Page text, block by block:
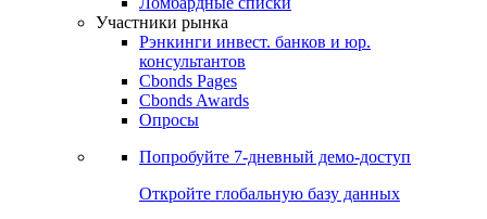
Участники рынка
Рэнкинги инвест. банков и юр.
консультантов
Cbonds Pages
Cbonds Awards
Опросы
Попробуйте 7-дневный демо-доступ
Откройте глобальную базу данных